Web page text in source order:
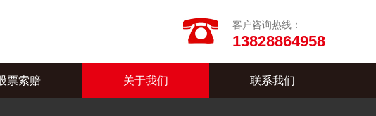
客户咨询热线：
13828864958
票索赔 关于我们 联系我们